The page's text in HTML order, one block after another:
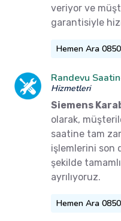
veriyor ve
garantisiyle
Hemen Ara
Randevu
Hizmetleri
Siemens
olarak,
saatine tam
işlemlerini son
şekilde
ayrılıyoruz.
Hemen Ara